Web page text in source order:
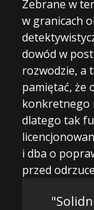
Zebrane w
w granicach
dowód w
rozwodzie, a
pamiętać, że
konkretnego
dlatego tak
i dba o
przed